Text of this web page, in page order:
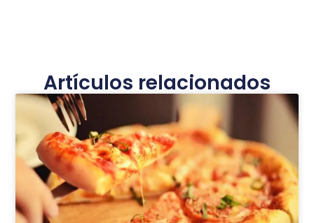
Artículos relacionados